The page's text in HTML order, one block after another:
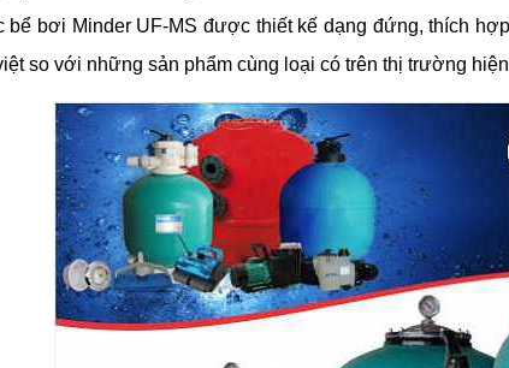
bể bơi Minder UF-MS được thiết kế dạng đứng, thích
so với những sản phẩm cùng loại có trên thị trường